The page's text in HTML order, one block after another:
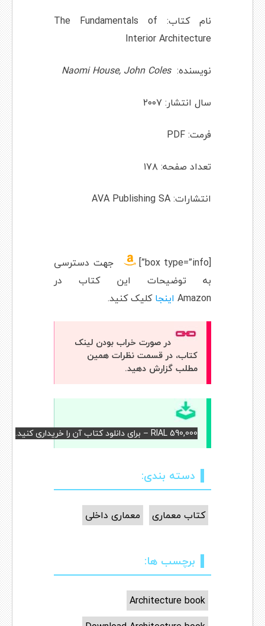
نام کتاب: The Fundamentals of
Interior Architecture
نویسنده:Naomi House, John Coles
سال انتشار: ۲۰۰۷
فرمت: PDF
تعداد صفحه: ۱۷۸
انتشارات: AVA Publishing SA
[box type=”info”]
جهت دسترسی
به توضیحات این کتاب در
Amazon اینجاکلیک کنید.
در صورت خراب بودن لینک
کتاب، در قسمت نظرات همین
مطلب گزارش دهید.
RIAL 590,000 – برای دانلود کتاب آن را خریداری کنید.
دسته بندی:
کتاب معماری معماری داخلی
برچسب ها:
Architecture book